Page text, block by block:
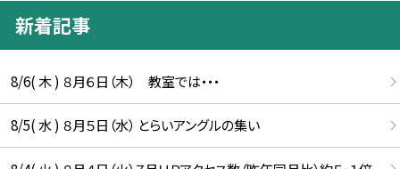
新着記事
8/6( 木 ) ８月６日（木） 教室では・・・
8/5( 水 ) ８月５日（水） とらいアングルの集い